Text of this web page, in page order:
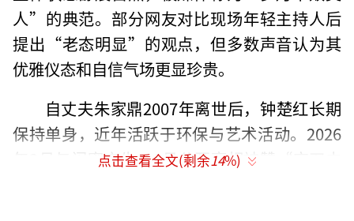
人”的典范。部分网友对比现场年轻主持人后
提出“老态明显”的观点，但多数声音认为其
优雅仪态和自信气场更显珍贵。
自丈夫朱家鼎2007年离世后，钟楚红长期
保持单身，近年活跃于环保与艺术活动。2026
年3月与闺蜜庆生，6月公开亮相被赞“宝刀未
点击查看全文(剩余14%)